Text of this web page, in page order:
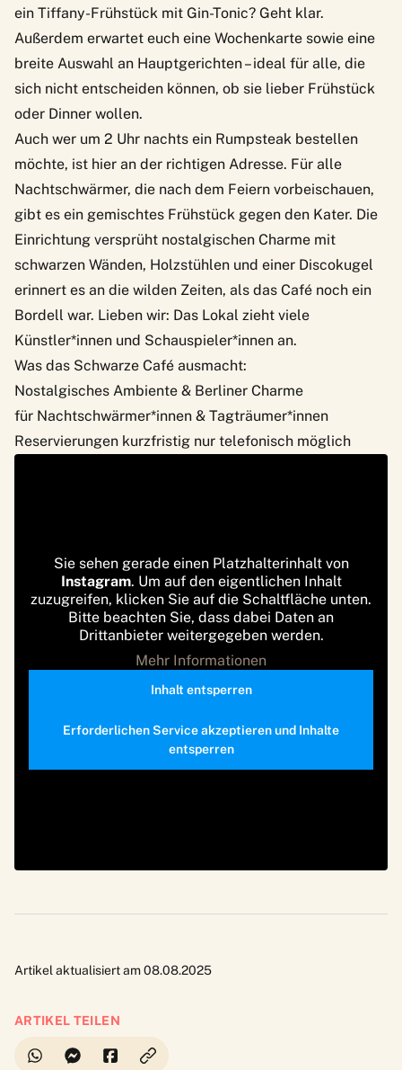
ein Tiffany-Frühstück mit Gin-Tonic? Geht klar.
Außerdem erwartet euch eine Wochenkarte sowie eine
breite Auswahl an Hauptgerichten – ideal für alle, die
sich nicht entscheiden können, ob sie lieber Frühstück
oder Dinner wollen.
Auch wer um 2 Uhr nachts ein Rumpsteak bestellen
möchte, ist hier an der richtigen Adresse. Für alle
Nachtschwärmer, die nach dem Feiern vorbeischauen,
gibt es ein gemischtes Frühstück gegen den Kater. Die
Einrichtung versprüht nostalgischen Charme mit
schwarzen Wänden, Holzstühlen und einer Discokugel
erinnert es an die wilden Zeiten, als das Café noch ein
Bordell war. Lieben wir: Das Lokal zieht viele
Künstler*innen und Schauspieler*innen an.
Was das Schwarze Café ausmacht:
Nostalgisches Ambiente & Berliner Charme
für Nachtschwärmer*innen & Tagträumer*innen
Reservierungen kurzfristig nur telefonisch möglich
Sie sehen gerade einen Platzhalterinhalt von
Instagram. Um auf den eigentlichen Inhalt
zuzugreifen, klicken Sie auf die Schaltfläche unten.
Bitte beachten Sie, dass dabei Daten an
Drittanbieter weitergegeben werden.
Mehr Informationen
Inhalt entsperren
Erforderlichen Service akzeptieren und Inhalte
entsperren
Artikel aktualisiert am 08.08.2025
ARTIKEL TEILEN